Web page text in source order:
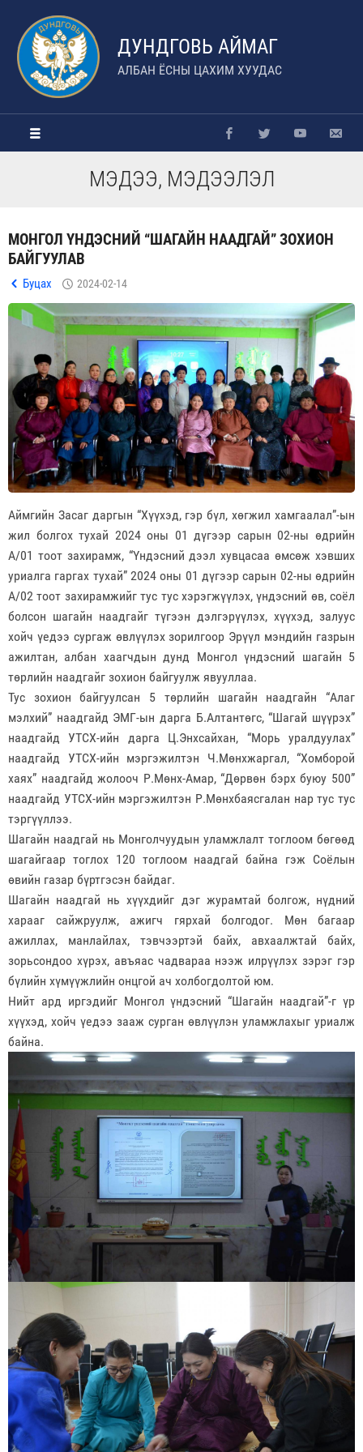
ДУНДГОВЬ АЙМАГ
АЛБАН ЁСНЫ ЦАХИМ ХУУДАС
МЭДЭЭ, МЭДЭЭЛЭЛ
МОНГОЛ ҮНДЭСНИЙ “ШАГАЙН НААДГАЙ” ЗОХИОН
БАЙГУУЛАВ
Буцах 2024-02-14
Аймгийн Засаг даргын “Хүүхэд, гэр бүл, хөгжил хамгаалал”-ын
жил болгох тухай 2024 оны 01 дүгээр сарын 02-ны өдрийн
А/01 тоот захирамж, “Үндэсний дээл хувцасаа өмсөж хэвших
уриалга гаргах тухай” 2024 оны 01 дүгээр сарын 02-ны өдрийн
А/02 тоот захирамжийг тус тус хэрэгжүүлэх, үндэсний өв, соёл
болсон шагайн наадгайг түгээн дэлгэрүүлэх, хүүхэд, залуус
хойч үедээ сургаж өвлүүлэх зорилгоор Эрүүл мэндийн газрын
ажилтан, албан хаагчдын дунд Монгол үндэсний шагайн 5
төрлийн наадгайг зохион байгуулж явууллаа.
Тус зохион байгуулсан 5 төрлийн шагайн наадгайн “Алаг
мэлхий” наадгайд ЭМГ-ын дарга Б.Алтантөгс, “Шагай шүүрэх”
наадгайд УТСХ-ийн дарга Ц.Энхсайхан, “Морь уралдуулах”
наадгайд УТСХ-ийн мэргэжилтэн Ч.Мөнхжаргал, “Хомборой
хаях” наадгайд жолооч Р.Мөнх-Амар, “Дөрвөн бэрх буюу 500”
наадгайд УТСХ-ийн мэргэжилтэн Р.Мөнхбаясгалан нар тус тус
тэргүүллээ.
Шагайн наадгай нь Монголчуудын уламжлалт тоглоом бөгөөд
шагайгаар тоглох 120 тоглоом наадгай байна гэж Соёлын
өвийн газар бүртгэсэн байдаг.
Шагайн наадгай нь хүүхдийг дэг журамтай болгож, нүдний
харааг сайжруулж, ажигч гярхай болгодог. Мөн багаар
ажиллах, манлайлах, тэвчээртэй байх, авхаалжтай байх,
зорьсондоо хүрэх, авъяас чадвараа нээж илрүүлэх зэрэг гэр
бүлийн хүмүүжлийн онцгой ач холбогдолтой юм.
Нийт ард иргэдийг Монгол үндэсний “Шагайн наадгай”-г үр
хүүхэд, хойч үедээ зааж сурган өвлүүлэн уламжлахыг уриалж
байна.